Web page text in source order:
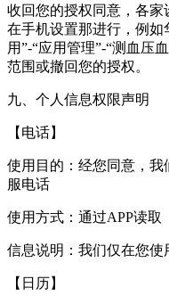
收回您的授权同意，各
在手机设置那进行，例如
用”-“应用管理”-“测血压
范围或撤回您的授权。
九、个人信息权限声明
【电话】
使用目的：经您同意，
服电话
使用方式：通过APP读取
信息说明：我们仅在您使
【日历】